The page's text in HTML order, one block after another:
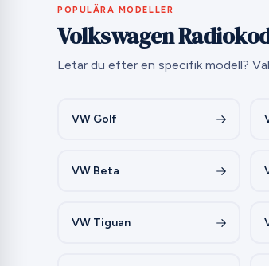
POPULÄRA MODELLER
Volkswagen
Letar du efter en specifik modell?
VW Golf
VW Beta
VW Tiguan